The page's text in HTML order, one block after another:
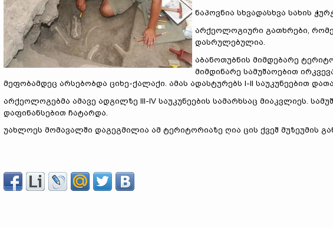
ნაპოვნია სხვადასხვა სახის
არქეოლოგიური გათხრები,
დასრულებულია.
აბანოთუბნის მიმდებარე
მიმდინარე სამუშაოებით
მეფობამდეც არსებობდა ციხე-ქალაქი. ამას ადასტურებს I-II საუკუნეებით
არქეოლოგებმა ამავე ადგილზე III-IV საუკუნეების სამარხსაც მიაკვლიეს.
დაფინანსებით ჩატარდა.
უახლოეს მომავალში დაგეგმილია ამ ტერიტორიაზე ღია ცის ქვეშ მუზეუმის